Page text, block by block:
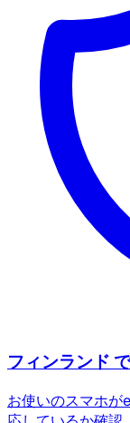
フィンランド
お使いのスマホが